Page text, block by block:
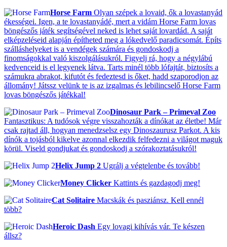
Horse Farm Olyan szépek a lovaid, ők a lovastanyád
ékességei. Igen, a te lovastanyádé, mert a vidám Horse Farm lovas
böngészős játék segítségével neked is lehet saját lovardád. A saját
elképzeléseid alapján építheted meg a lókedvelő paradicsomát. Építs
szálláshelyeket is a vendégek számára és gondoskodj a
finomságokkal való kiszolgálásukról. Figyelj rá, hogy a négylábú
kedvenceid is el legyenek látva. Tarts minél több lófajtát, biztosíts a
számukra abrakot, kifutót és fedeztesd is őket, hadd szaporodjon az
állomány! Játssz velünk te is az izgalmas és lebilincselő Horse Farm
lovas böngészős játékkal!
Dinosaur Park – Primeval Zoo
Fantasztikus: A tudósok végre visszahozták a dínókat az életbe! Már
csak rajtad áll, hogyan menedzselsz egy Dinoszaurusz Parkot. A kis
dínók a tojásból kikelve azonnal elkezdik felfedezni a világot maguk
körül. Viseld gondjukat és gondoskodj a szórakoztatásukról!
Helix Jump 2 Ugrálj a végtelenbe és tovább!
Money Clicker Kattints és gazdagodj meg!
Cat Solitaire Macskák és pasziánsz. Kell ennél
több?
Heroic Dash Egy lovagi kihívás vár. Te készen
állsz?